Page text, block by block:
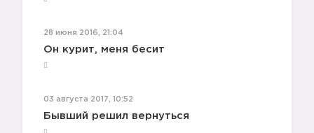
28 июня 2016, 21:04
Он курит, меня бесит
03 августа 2017, 10:52
Бывший решил вернуться